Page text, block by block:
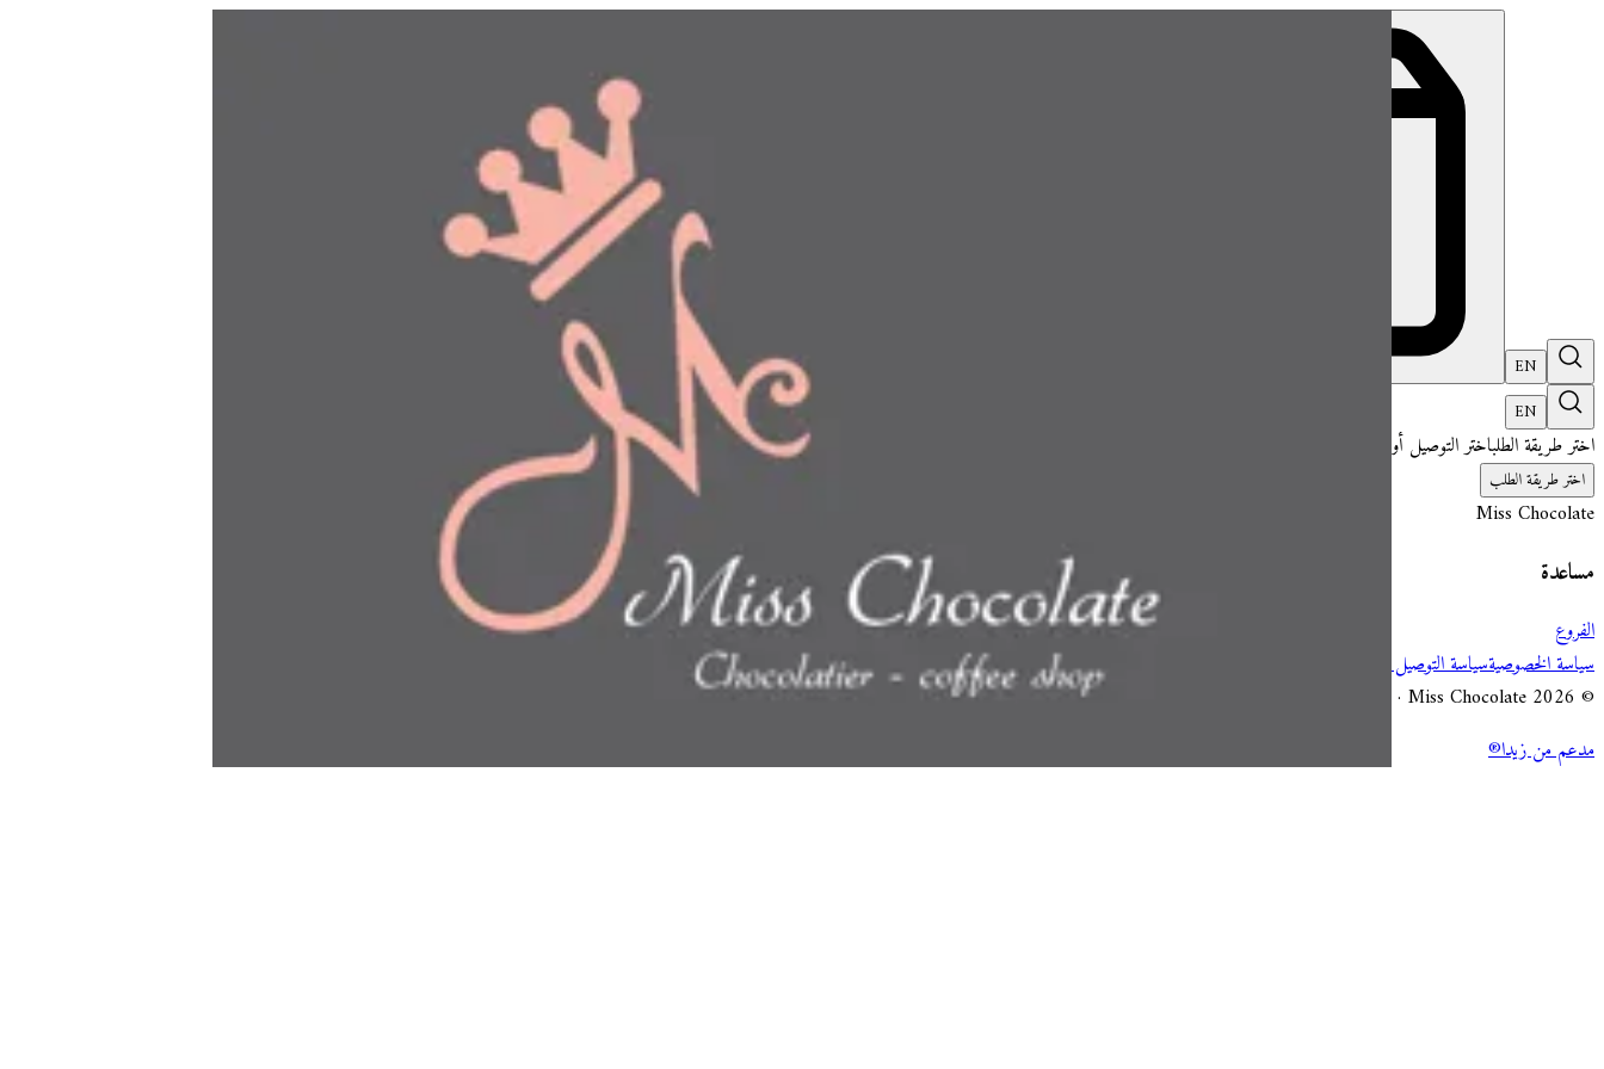
EN
EN
اختر طريقة الطلباختر التوصيل أو الاستلام حتى نتمكن من عرض هذا الصنف وبدء طلبك
اختر طريقة الطلب
Miss Chocolate
مساعدة
الفروع
سياسة الخصوصيةسياسة التوصيل والإلغاء
© 2026 Miss Chocolate · جميع الحقوق محفوظة.
مدعم من زيدا®
ميس شوكلت| مطعم للطلب اونلاين